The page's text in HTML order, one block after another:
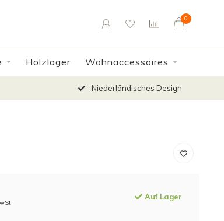
0
Holzlager Wohnaccessoires
Niederländisches Design
Auf Lager